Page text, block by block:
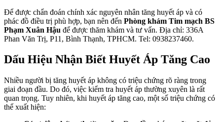
Để được chẩn đoán chính xác nguyên nhân tăng huyết áp và có
phác đồ điều trị phù hợp, bạn nên đến Phòng khám Tim mạch BS
Phạm Xuân Hậu để được thăm khám và tư vấn. Địa chỉ: 336A
Phan Văn Trị, P11, Bình Thạnh, TPHCM. Tel: 0938237460.
Dấu Hiệu Nhận Biết Huyết Áp Tăng Cao
Nhiều người bị tăng huyết áp không có triệu chứng rõ ràng trong
giai đoạn đầu. Do đó, việc kiểm tra huyết áp thường xuyên là rất
quan trọng. Tuy nhiên, khi huyết áp tăng cao, một số triệu chứng có
thể xuất hiện: